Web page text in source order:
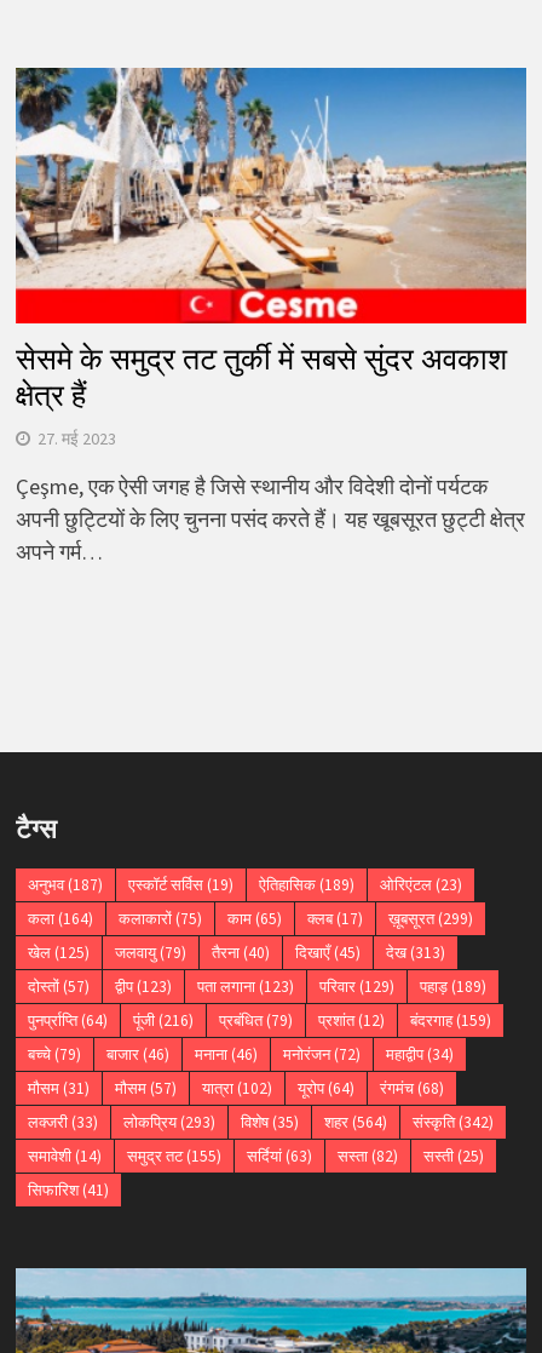
सेसमे के समुद्र तट तुर्की में सबसे सुंदर अवकाश
क्षेत्र हैं
27. मई 2023
Çeşme, एक ऐसी जगह है जिसे स्थानीय और विदेशी दोनों पर्यटक
अपनी छुट्टियों के लिए चुनना पसंद करते हैं। यह खूबसूरत छुट्टी क्षेत्र
अपने गर्म…
टैग्स
अनुभव(187) एस्कॉर्ट सर्विस(19) ऐतिहासिक(189) ओरिएंटल(23)
कला(164) कलाकारों(75) काम(65) क्लब(17) ख़ूबसूरत(299)
खेल(125) जलवायु(79) तैरना(40) दिखाएँ(45) देख(313)
दोस्तों(57) द्वीप(123) पता लगाना(123) परिवार(129) पहाड़(189)
पुनर्प्राप्ति(64) पूंजी(216) प्रबंधित(79) प्रशांत(12) बंदरगाह(159)
बच्चे(79) बाजार(46) मनाना(46) मनोरंजन(72) महाद्वीप(34)
मौसम(31) मौसम(57) यात्रा(102) यूरोप(64) रंगमंच(68)
लक्जरी(33) लोकप्रिय(293) विशेष(35) शहर(564) संस्कृति(342)
समावेशी(14) समुद्र तट(155) सर्दियां(63) सस्ता(82) सस्ती(25)
सिफारिश(41)